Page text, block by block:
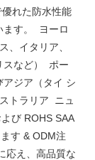
れた防水性能
ます。 ヨーロ
、イタリア、
スなど） ポー
ジア（タイ シ
トラリア ニュ
び ROHS SAA
す & ODM注
応え、高品質な